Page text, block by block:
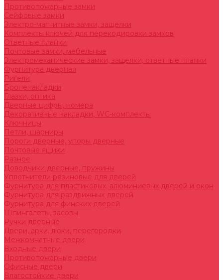
Противопожарные замки
Сейфовые замки
Электро-магнитные замки, защелки
Комплекты ключей для перекодировки замков
Ответные планки
Почтовые замки, мебельные
Электромеханические замки, защелки, ответные планки
Фурнитура дверная
Ригели
Броненакладки
Глазки, оптика
Дверные цифры, номера
Декоративные накладки, WC-комплекты
Ключницы
Петли, шарниры
Пороги дверные, упоры дверные
Почтовые ящики
Разное
Доводчики дверные, пружины
Уплотнители резиновые для дверей
Фурнитура для пластиковых, алюминиевых дверей и окон
Фурнитура для раздвижных дверей
Фурнитура для финских дверей
Шпингалеты, засовы
Ручки дверные
Двери, арки, люки, перегородки
Межкомнатные двери
Входные двери
Противопожарные двери
Офисные двери
Влагостойкие двери